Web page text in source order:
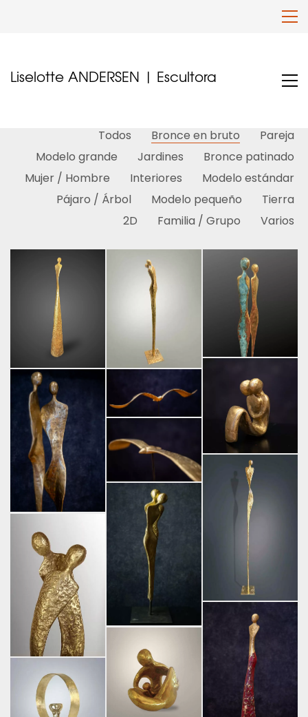
Liselotte ANDERSEN | Escultora
Todos Bronce en bruto
Pareja
Modelo grande
Jardines
Bronce patinado
Mujer / Hombre
Interiores
Modelo estándar
Pájaro / Árbol
Modelo pequeño
Tierra
2D
Familia / Grupo Varios